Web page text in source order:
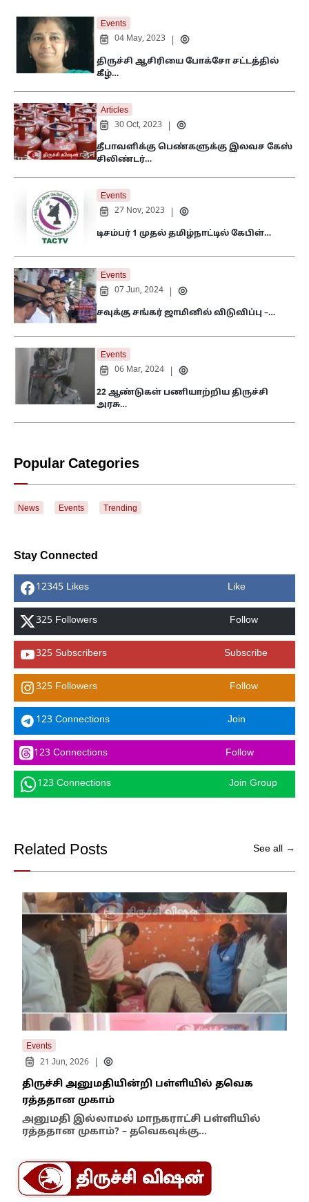
Events
04 May, 2023
திருச்சி ஆசிரியை போக்சோ சட்டத்தில்
கீழ்…
Articles
30 Oct, 2023
தீபாவளிக்கு பெண்களுக்கு இலவச கேஸ்
சிலிண்டர்…
Events
27 Nov, 2023
டிசம்பர் 1 முதல் தமிழ்நாட்டில் கேபிள்…
Events
07 Jun, 2024
சவுக்கு சங்கர் ஜாமினில் விடுவிப்பு –…
Events
06 Mar, 2024
22 ஆண்டுகள் பணியாற்றிய திருச்சி
அரசு…
Popular Categories
News Events Trending
Stay Connected
12345 Likes Like
325 Followers Follow
325 Subscribers Subscribe
325 Followers Follow
123 Connections Join
123 Connections Follow
123 Connections Join Group
Related Posts See all →
Events
21 Jun, 2026
திருச்சி அனுமதியின்றி பள்ளியில் தவெக
ரத்ததான முகாம்
அனுமதி இல்லாமல் மாநகராட்சி பள்ளியில்
ரத்ததான முகாம்? – தவெகவுக்கு…